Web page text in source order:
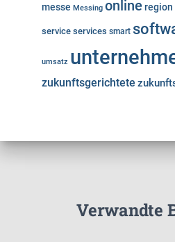
messe Messing online region
service services smart
umsatz
zukunftsgerichtete
Verwandte